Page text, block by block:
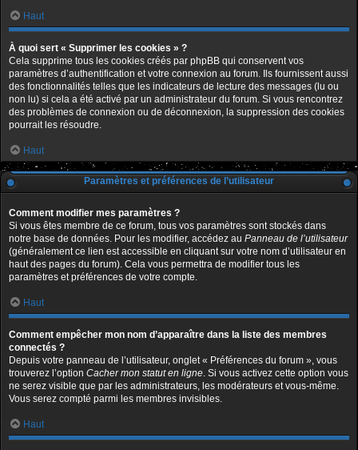
Haut
À quoi sert « Supprimer les cookies » ?
Cela supprime tous les cookies créés par phpBB qui conservent vos
paramètres d’authentification et votre connexion au forum. Ils fournissent aussi
des fonctionnalités telles que les indicateurs de lecture des messages (lu ou
non lu) si cela a été activé par un administrateur du forum. Si vous rencontrez
des problèmes de connexion ou de déconnexion, la suppression des cookies
pourrait les résoudre.
Haut
Paramètres et préférences de l’utilisateur
Comment modifier mes paramètres ?
Si vous êtes membre de ce forum, tous vos paramètres sont stockés dans
notre base de données. Pour les modifier, accédez au Panneau de l’utilisateur
(généralement ce lien est accessible en cliquant sur votre nom d’utilisateur en
haut des pages du forum). Cela vous permettra de modifier tous les
paramètres et préférences de votre compte.
Haut
Comment empêcher mon nom d’apparaître dans la liste des membres
connectés ?
Depuis votre panneau de l’utilisateur, onglet « Préférences du forum », vous
trouverez l’option Cacher mon statut en ligne. Si vous activez cette option vous
ne serez visible que par les administrateurs, les modérateurs et vous-même.
Vous serez compté parmi les membres invisibles.
Haut